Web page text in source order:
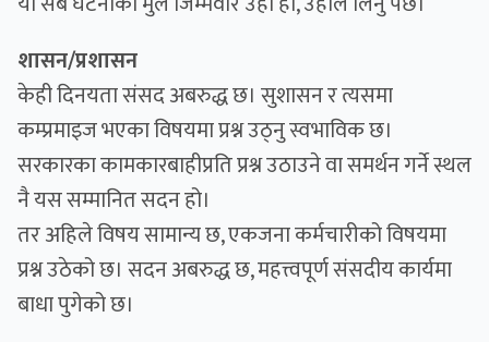
शासन/प्रशासन
केही दिनयता संसद अबरुद्ध छ। सुशासन र त्यसमा
कम्प्रमाइज भएका विषयमा प्रश्न उठ्नु स्वभाविक छ।
सरकारका कामकारबाहीप्रति प्रश्न उठाउने वा समर्थन गर्ने स्थल
नै यस सम्मानित सदन हो।
तर अहिले विषय सामान्य छ, एकजना कर्मचारीको विषयमा
प्रश्न उठेको छ। सदन अबरुद्ध छ, महत्त्वपूर्ण संसदीय कार्यमा
बाधा पुगेको छ।